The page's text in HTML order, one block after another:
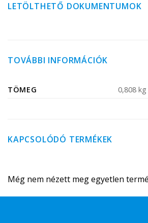
LETÖLTHETŐ DOKUMENTUMOK
TOVÁBBI INFORMÁCIÓK
TÖMEG 0,808 kg
KAPCSOLÓDÓ TERMÉKEK
Még nem nézett meg egyetlen